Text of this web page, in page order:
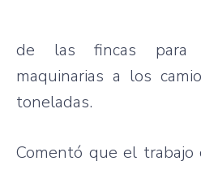
de las fincas para
maquinarias a los
toneladas.
Comentó que el trabajo